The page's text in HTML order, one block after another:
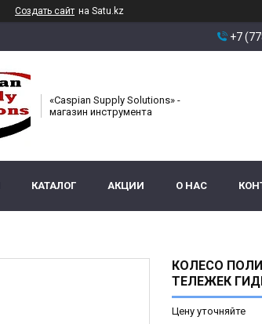
Создать сайт на Satu.kz
+7
«Caspian Supply Solutions» -
магазин инструмента
КАТАЛОГ АКЦИИ О НАС
КОЛЕСО
ТЕЛЕЖЕК
Цену уточняйте